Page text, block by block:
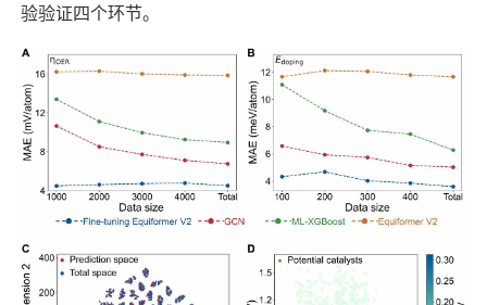
验验证四个环节。